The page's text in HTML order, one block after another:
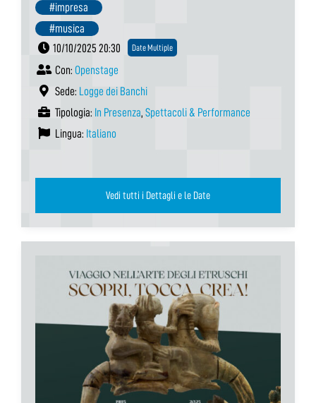
#impresa
#musica
10/10/2025 20:30
Date Multiple
Con: Openstage
Sede: Logge dei Banchi
Tipologia: In Presenza, Spettacoli & Performance
Lingua: Italiano
Vedi tutti i Dettagli e le Date